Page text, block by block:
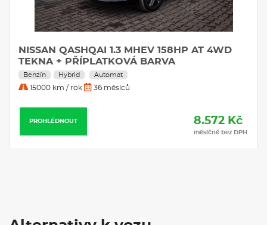
NISSAN QASHQAI 1.3 MHEV 158HP AT 4WD
TEKNA + PŘÍPLATKOVÁ BARVA
Benzín Hybrid Automat
15000 km / rok 36 měsíců
PROHLÉDNOUT 8.572 Kč
měsíčně bez DPH